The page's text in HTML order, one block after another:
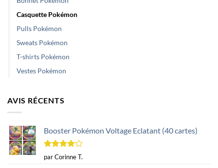
Casquette Pokémon
Pulls Pokémon
Sweats Pokémon
T-shirts Pokémon
Vestes Pokémon
AVIS RÉCENTS
Booster Pokémon Voltage Eclatant (40 cartes)
Note4
sur 5
par Corinne T.